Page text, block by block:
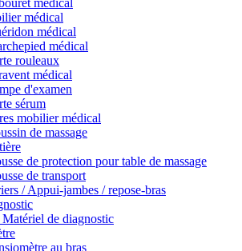
médical
médical
médical
médical
rouleaux
médical
d'examen
sérum
mobilier médical
de massage
de protection pour table de massage
de transport
/ Appui-jambes / repose-bras
de diagnostic
au bras